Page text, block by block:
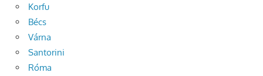
Korfu
Bécs
Várna
Santorini
Róma